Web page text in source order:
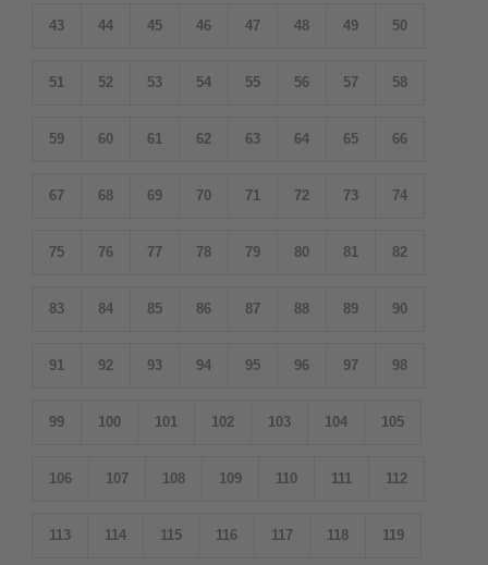
43 44 45 46 47 48 49 50
51 52 53 54 55 56 57 58
59 60 61 62 63 64 65 66
67 68 69 70 71 72 73 74
75 76 77 78 79 80 81 82
83 84 85 86 87 88 89 90
91 92 93 94 95 96 97 98
99 100 101 102 103 104 105
106 107 108 109 110 111 112
113 114 115 116 117 118 119